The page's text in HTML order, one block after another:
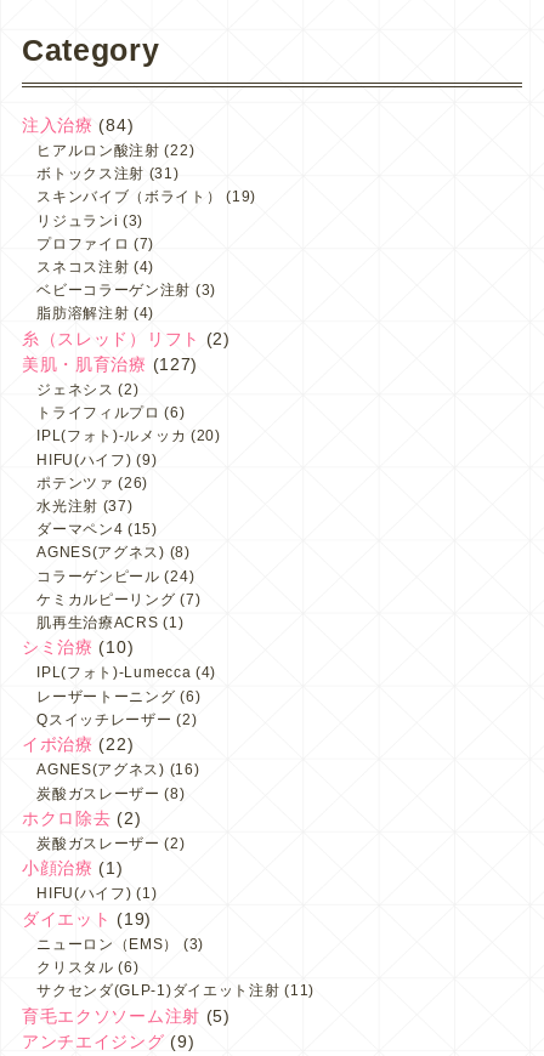
Category
注入治療 (84)
ヒアルロン酸注射 (22)
ボトックス注射 (31)
スキンバイブ（ボライト）
(19)
リジュランi (3)
プロファイロ (7)
スネコス注射 (4)
ベビーコラーゲン注射 (3)
脂肪溶解注射 (4)
糸（スレッド）リフト (2)
美肌・肌育治療 (127)
ジェネシス (2)
トライフィルプロ (6)
IPL(フォト)-ルメッカ (20)
HIFU(ハイフ) (9)
ポテンツァ (26)
水光注射 (37)
ダーマペン4 (15)
AGNES(アグネス) (8)
コラーゲンピール (24)
ケミカルピーリング (7)
肌再生治療ACRS (1)
シミ治療 (10)
IPL(フォト)-Lumecca (4)
レーザートーニング (6)
Qスイッチレーザー (2)
イボ治療 (22)
AGNES(アグネス) (16)
炭酸ガスレーザー (8)
ホクロ除去 (2)
炭酸ガスレーザー (2)
小顔治療 (1)
HIFU(ハイフ) (1)
ダイエット (19)
ニューロン（EMS）
(3)
クリスタル (6)
サクセンダ(GLP-1)ダイエット注射 (11)
育毛エクソソーム注射 (5)
アンチエイジング (9)